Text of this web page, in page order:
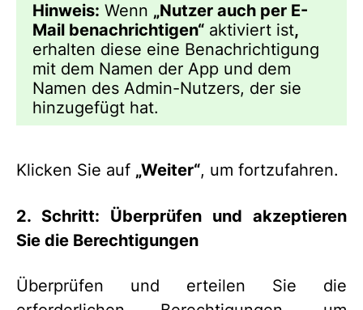
Hinweis: Wenn „Nutzer auch per E-
Mail benachrichtigen“ aktiviert ist,
erhalten diese eine Benachrichtigung
mit dem Namen der App und dem
Namen des Admin-Nutzers, der sie
hinzugefügt hat.
Klicken Sie auf „Weiter“, um fortzufahren.
2. Schritt: Überprüfen und akzeptieren
Sie die Berechtigungen
Überprüfen und erteilen Sie die